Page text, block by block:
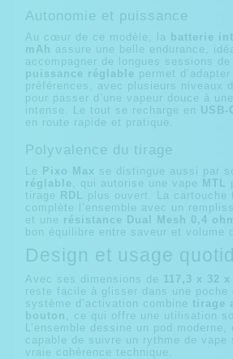
Autonomie et puissance
Au cœur de ce modèle, la batterie
mAh assure une belle endurance,
accompagner de longues sessions de
puissance réglable permet
préférences, avec plusieurs niveaux
pour passer d’une vapeur douce à
intense. Le tout se recharge en USB-
en route rapide et pratique.
Polyvalence du tirage
Le Pixo Max se distingue aussi par
réglable
, qui autorise une vape MTL
tirage RDL plus ouvert. La cartouche
complète l’ensemble avec un
et une résistance Dual Mesh 0,4
bon équilibre entre saveur et volume
Design et usage
Avec ses dimensions de 117,3 x 32
reste facile à glisser dans une poche
système d’activation combine tirage
bouton
, ce qui offre une utilisation
L’ensemble dessine un pod
capable de suivre un rythme de vape
vraie cohérence technique.